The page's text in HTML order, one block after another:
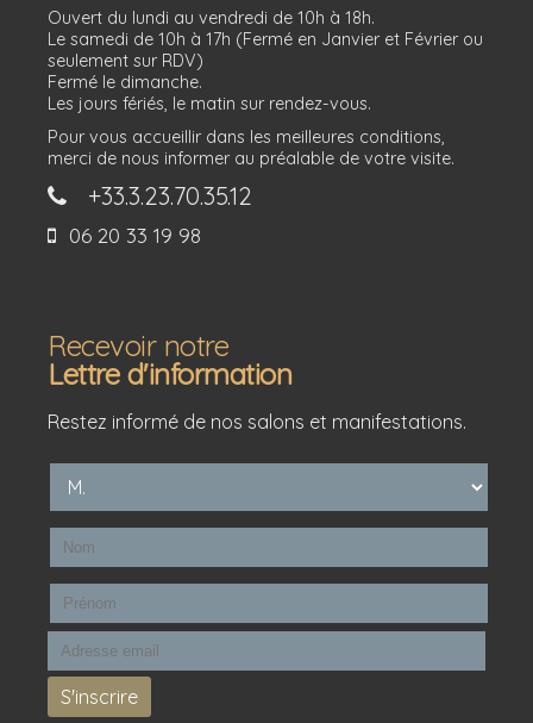
Ouvert du lundi au vendredi de 10h à 18h.
Le samedi de 10h à 17h (Fermé en Janvier et Février ou
seulement sur RDV)
Fermé le dimanche.
Les jours fériés, le matin sur rendez-vous.
Pour vous accueillir dans les meilleures conditions,
merci de nous informer au préalable de votre visite.
+33.3.23.70.35.12
06 20 33 19 98
Recevoir notre
Lettre d'information
Restez informé de nos salons et manifestations.